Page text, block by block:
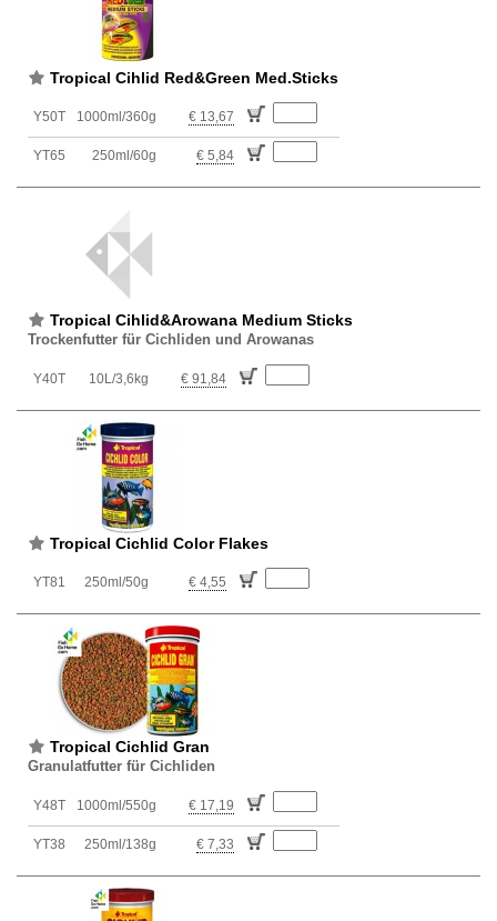
Tropical Cihlid Red&Green Med.Sticks
Y50T 1000ml/360g € 13,67
YT65 250ml/60g € 5,84
Tropical Cihlid&Arowana Medium Sticks
Trockenfutter für Cichliden und Arowanas
Y40T 10L/3,6kg € 91,84
Tropical Cichlid Color Flakes
YT81 250ml/50g € 4,55
Tropical Cichlid Gran
Granulatfutter für Cichliden
Y48T 1000ml/550g € 17,19
YT38 250ml/138g € 7,33